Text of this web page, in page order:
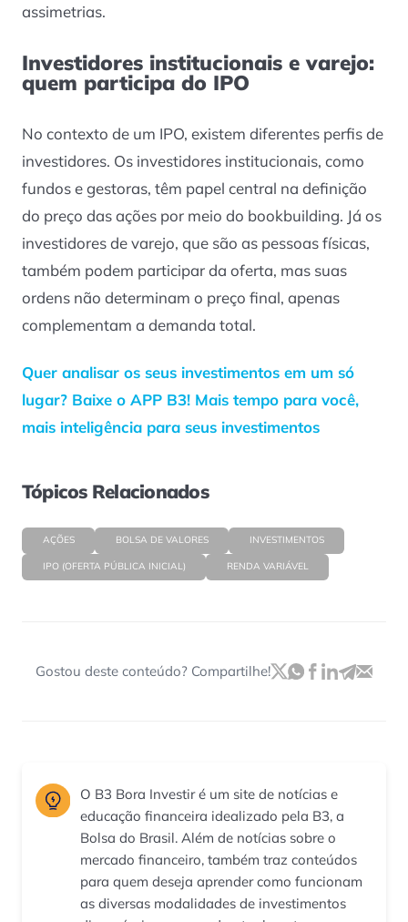
assimetrias.
Investidores institucionais e varejo:
quem participa do IPO
No contexto de um IPO, existem diferentes perfis de
investidores. Os investidores institucionais, como
fundos e gestoras, têm papel central na definição
do preço das ações por meio do bookbuilding. Já os
investidores de varejo, que são as pessoas físicas,
também podem participar da oferta, mas suas
ordens não determinam o preço final, apenas
complementam a demanda total.
Quer analisar os seus investimentos em um só
lugar? Baixe o APP B3! Mais tempo para você,
mais inteligência para seus investimentos
Tópicos Relacionados
AÇÕES BOLSA DE VALORES INVESTIMENTOS
IPO (OFERTA PÚBLICA INICIAL) RENDA VARIÁVEL
Gostou deste conteúdo? Compartilhe!
O B3 Bora Investir é um site de notícias e
educação financeira idealizado pela B3, a
Bolsa do Brasil. Além de notícias sobre o
mercado financeiro, também traz conteúdos
para quem deseja aprender como funcionam
as diversas modalidades de investimentos